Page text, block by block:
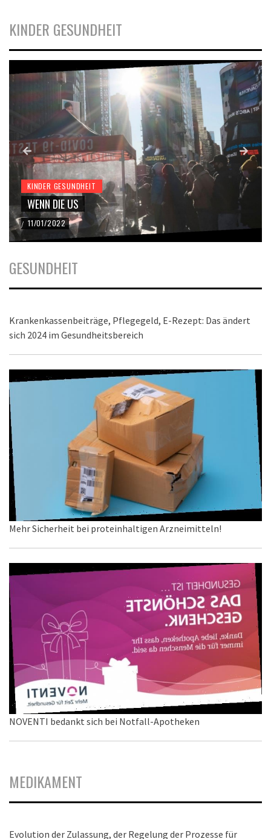
KINDER GESUNDHEIT
KINDER GESUNDHEIT
WENN DIE US
/ 11/01/2022
GESUNDHEIT
Krankenkassenbeiträge, Pflegegeld, E-Rezept: Das ändert
sich 2024 im Gesundheitsbereich
Mehr Sicherheit bei proteinhaltigen Arzneimitteln!
NOVENTI bedankt sich bei Notfall-Apotheken
MEDIKAMENT
Evolution der Zulassung, der Regelung der Prozesse für